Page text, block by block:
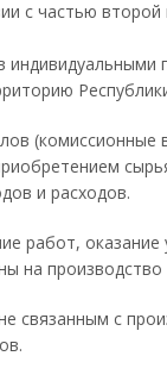
с частью
и расходов.
работ,
производство
с